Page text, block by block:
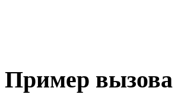
Пример вызова